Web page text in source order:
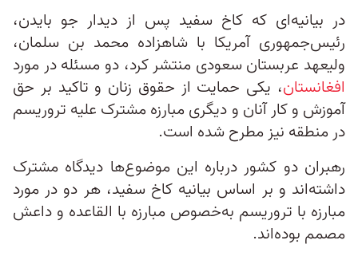
در بیانیه‌ای که کاخ سفید پس از دیدار جو بایدن،
رئیس‌جمهوری آمریکا با شاهزاده محمد بن سلمان،
ولیعهد عربستان سعودی منتشر کرد، دو مسئله در مورد
افغانستان‌، یکی حمایت از حقوق زنان و تاکید بر حق
آموزش و کار آنان و دیگری مبارزه مشترک علیه تروریسم
در منطقه نیز مطرح شده است.
رهبران دو کشور درباره این موضوع‌ها دیدگاه مشترک
داشته‌اند و بر اساس بیانیه کاخ سفید، هر دو در مورد
مبارزه با تروریسم به‌خصوص مبارزه با القاعده و داعش
مصمم بوده‌اند.